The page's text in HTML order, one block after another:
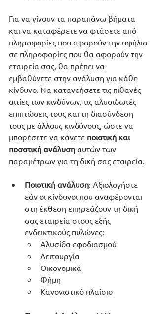
Για να γίνουν τα παραπάνω βήματα
και να καταφέρετε να φτάσετε από
πληροφορίες που αφορούν την υφήλιο
σε πληροφορίες που θα αφορούν την
εταιρεία σας, θα πρέπει να
εμβαθύνετε στην ανάλυση για κάθε
κίνδυνο. Να κατανοήσετε τις πιθανές
αιτίες των κινδύνων, τις αλυσιδωτές
επιπτώσεις τους και τη διασύνδεση
τους με άλλους κινδύνους, ώστε να
μπορέσετε να κάνετε ποιοτική και
ποσοτική ανάλυση αυτών των
παραμέτρων για τη δική σας εταιρεία.
Ποιοτική ανάλυση: Αξιολογήστε
εάν οι κίνδυνοι που αναφέρονται
στη έκθεση επηρεάζουν τη δική
σας εταιρεία στους εξής
ενδεικτικούς πυλώνες:
Αλυσίδα εφοδιασμού
Λειτουργία
Oικονομικά
Φήμη
Κανονιστικό πλαίσιο